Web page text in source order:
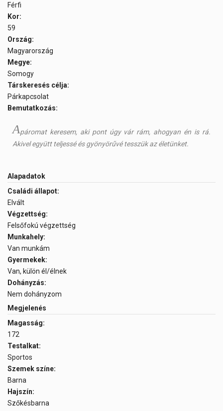
Férfi
Kor:
59
Ország:
Magyarország
Megye:
Somogy
Társkeresés célja:
Párkapcsolat
Bemutatkozás:
Apáromat keresem, aki pont úgy vár rám, ahogyan én is rá.
Akivel együtt teljessé és gyönyörűvé tesszük az életünket.
Alapadatok
Családi állapot:
Elvált
Végzettség:
Felsőfokú végzettség
Munkahely:
Van munkám
Gyermekek:
Van, külön él/élnek
Dohányzás:
Nem dohányzom
Megjelenés
Magasság:
172
Testalkat:
Sportos
Szemek színe:
Barna
Hajszín:
Szőkésbarna